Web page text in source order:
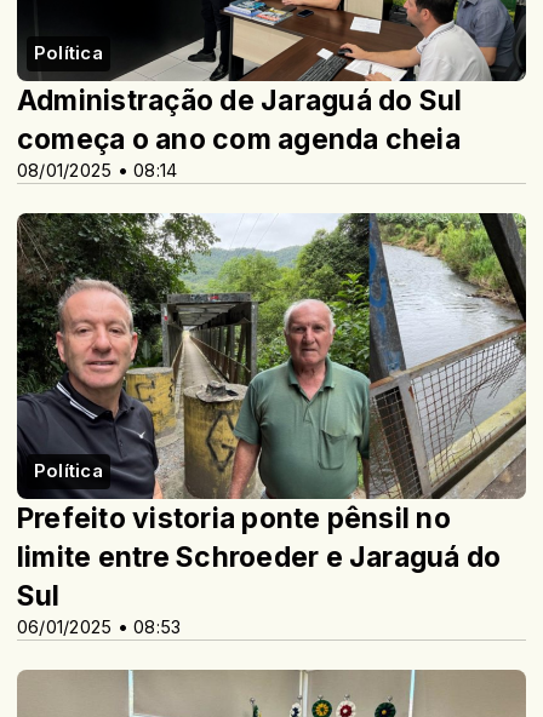
Política
08/01/2025 • 08:14
Administração de Jaraguá do Sul
começa o ano com agenda cheia
Política
06/01/2025 • 08:53
Prefeito vistoria ponte pênsil no
limite entre Schroeder e Jaraguá do
Sul